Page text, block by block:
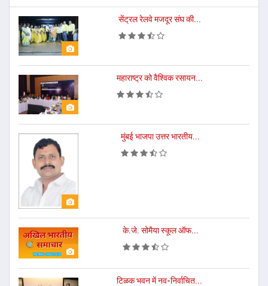
सेंट्रल रेलवे मजदूर संघ की...
महाराष्ट्र को वैश्विक रसायन...
मुंबई भाजपा उत्तर भारतीय...
के.जे. सोमैया स्कूल ऑफ...
टिळक भवन में नव-निर्वाचित...